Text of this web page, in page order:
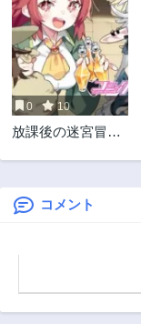
第40話
3年前
第38話
3年前
第36話
3年前
0 10
放課後の迷宮冒険
コメント